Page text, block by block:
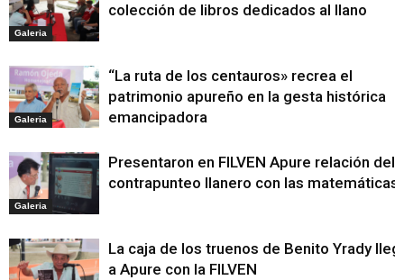
Galeria
colección de libros dedicados al llano
Galeria
“La ruta de los centauros» recrea el
patrimonio apureño en la gesta histórica
emancipadora
Galeria
Presentaron en FILVEN Apure relación del
contrapunteo llanero con las matemáticas
La caja de los truenos de Benito Yrady
a Apure con la FILVEN